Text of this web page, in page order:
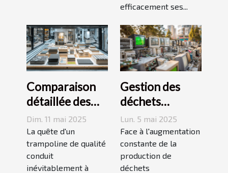
efficacement ses...
Comparaison
détaillée des
matériaux
utilisés pour les
trampolines
Dim. 11 mai 2025
La quête d'un
trampoline de qualité
conduit
inévitablement à
Gestion des
déchets
électroniques
Stratégies pour
un avenir
durable
Lun. 5 mai 2025
Face à l'augmentation
constante de la
production de
déchets